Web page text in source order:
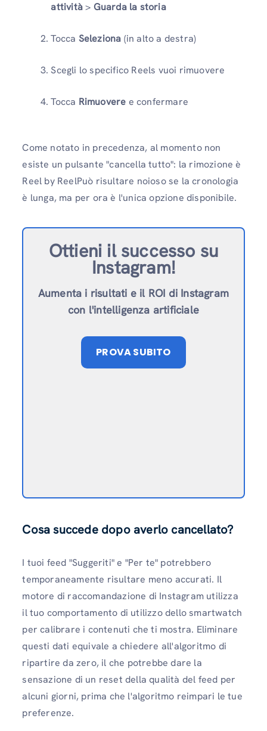
attività> Guarda la storia
Tocca Seleziona (in alto a destra)
Scegli lo specifico Reels vuoi rimuovere
Tocca Rimuovere e confermare
Come notato in precedenza, al momento non
esiste un pulsante "cancella tutto": la rimozione è
Reel by ReelPuò risultare noioso se la cronologia
è lunga, ma per ora è l'unica opzione disponibile.
Ottieni il successo su
Instagram!
Aumenta i risultati e il ROI di Instagram
con l'intelligenza artificiale
PROVA SUBITO
Cosa succede dopo averlo cancellato?
I tuoi feed "Suggeriti" e "Per te" potrebbero
temporaneamente risultare meno accurati. Il
motore di raccomandazione di Instagram utilizza
il tuo comportamento di utilizzo dello smartwatch
per calibrare i contenuti che ti mostra. Eliminare
questi dati equivale a chiedere all'algoritmo di
ripartire da zero, il che potrebbe dare la
sensazione di un reset della qualità del feed per
alcuni giorni, prima che l'algoritmo reimpari le tue
preferenze.